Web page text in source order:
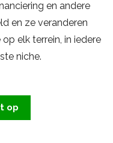
en andere
en ze veranderen
elk terrein, in iedere
niche.
op